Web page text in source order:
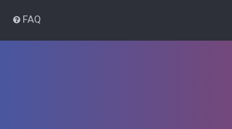
FAQ